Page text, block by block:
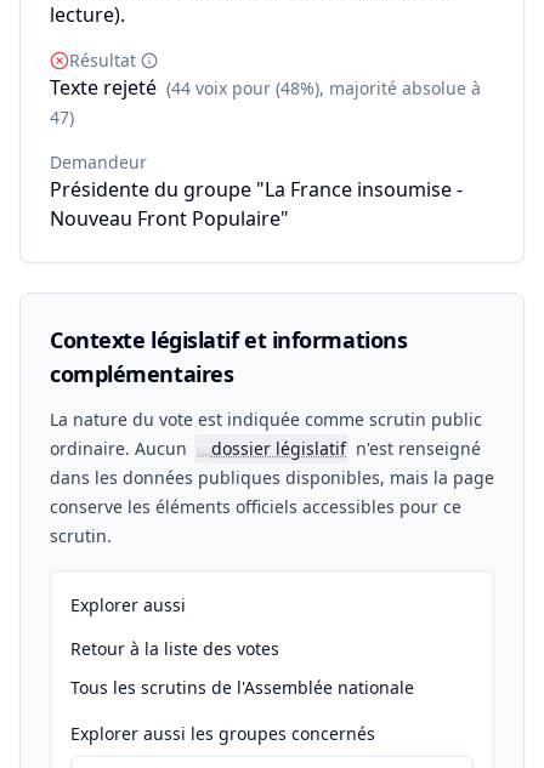
lecture).
Résultat
Texte rejeté (44 voix pour (48%), majorité absolue à
47)
Demandeur
Présidente du groupe "La France insoumise -
Nouveau Front Populaire"
Contexte législatif et informations
complémentaires
La nature du vote est indiquée comme scrutin public
ordinaire. Aucun
📖dossier législatif n'est renseigné
dans les données publiques disponibles, mais la page
conserve les éléments officiels accessibles pour ce
scrutin.
Explorer aussi
Retour à la liste des votes
Tous les scrutins de l'Assemblée nationale
Explorer aussi les groupes concernés